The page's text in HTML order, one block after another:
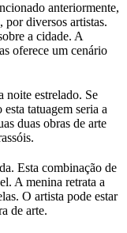
anteriormente,
por diversos artistas.
a cidade. A
oferece um cenário
noite estrelado. Se
tatuagem seria a
duas obras de arte
Esta combinação de
A menina retrata a
O artista pode estar
de arte.